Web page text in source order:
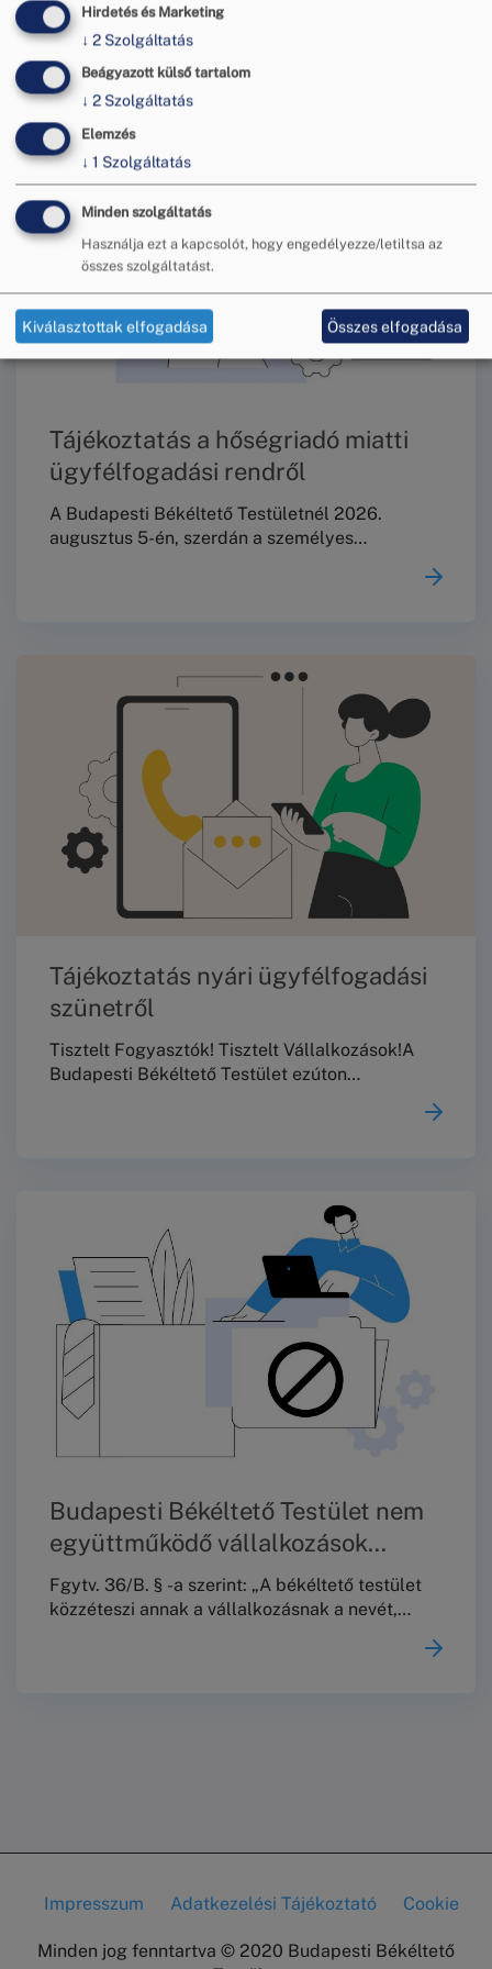
További hírek
Tájékoztatás a hőségriadó miatti
ügyfélfogadási rendről
A Budapesti Békéltető Testületnél 2026.
augusztus 5-én, szerdán a személyes
Tájékoztatás nyári ügyfélfogadási
szünetről
Tisztelt Fogyasztók! Tisztelt Vállalkozások!A
Budapesti Békéltető Testület ezúton
Önöket!Köszönjük a megértést!
Üdvözlettel,Budapesti Békéltető Testület
Budapesti Békéltető Testület nem
együttműködő vállalkozások
jegyzéke 2026. január 15. – 2026.
július 15-ig.
Fgytv. 36/B. § -a szerint: „A békéltető testület
közzéteszi annak a vállalkozásnak a nevét,
Lábléc
Impresszum Adatkezelési Tájékoztató Cookie
Minden jog fenntartva © 2020 Budapesti Békéltető
Hirdetés és Marketing
↓ 2 Szolgáltatás
Beágyazott külső tartalom
↓ 2 Szolgáltatás
Elemzés
↓ 1 Szolgáltatás
Minden szolgáltatás
Használja ezt a kapcsolót, hogy engedélyezze/letiltsa az
összes szolgáltatást.
Kiválasztottak elfogadása Összes elfogadása